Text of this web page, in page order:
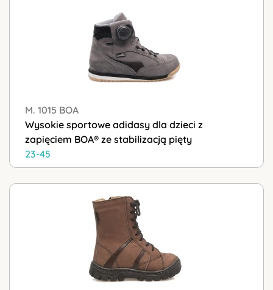
M. 1015 BOA
Wysokie sportowe adidasy dla dzieci z
zapięciem BOA® ze stabilizacją pięty
23-45